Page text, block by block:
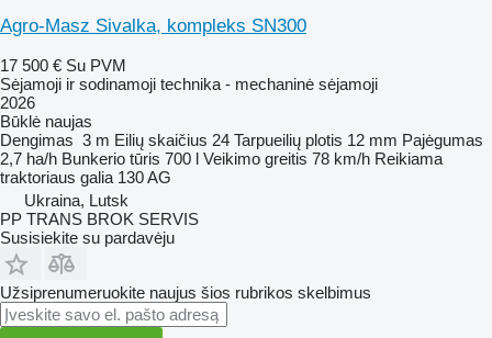
Agro-Masz Sivalka, kompleks SN300
17 500 € Su PVM
Sėjamoji ir sodinamoji technika - mechaninė sėjamoji
2026
Būklė naujas
Dengimas 3 m Eilių skaičius 24 Tarpueilių plotis 12 mm Pajėgumas
2,7 ha/h Bunkerio tūris 700 l Veikimo greitis 78 km/h Reikiama
traktoriaus galia 130 AG
Ukraina, Lutsk
PP TRANS BROK SERVIS
Susisiekite su pardavėju
Užsiprenumeruokite naujus šios rubrikos skelbimus